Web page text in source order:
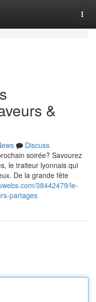
&
Discuss
soirée? Savourez
le traiteur lyonnais qui
De la grande fête
38442479/le-
partages